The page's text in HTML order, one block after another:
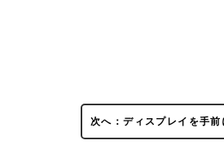
次へ：ディスプレイを手